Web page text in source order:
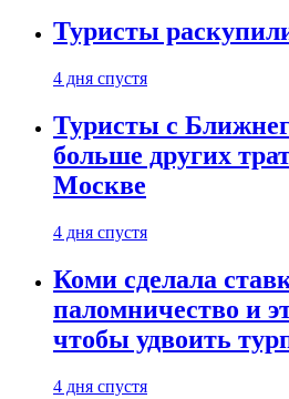
Туристы
4 дня спустя
Туристы с
больше других
Москве
4 дня спустя
Коми сделала
паломничество и
чтобы удвоить
4 дня спустя